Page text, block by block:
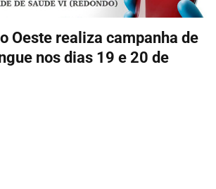
Oeste realiza campanha de
nos dias 19 e 20 de